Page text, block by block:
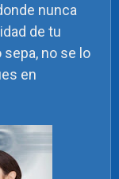
nunca
de tu
sepa, no se lo
en